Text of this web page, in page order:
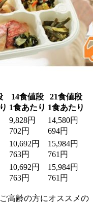
14食値段
1食あたり
21食値段
1食あたり
9,828円
702円
14,580円
694円
10,692円
763円
15,984円
761円
10,692円
763円
15,984円
761円
高齢の方にオススメの